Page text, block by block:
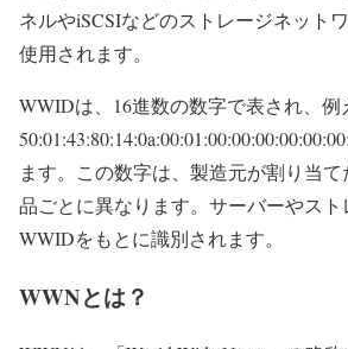
ネルやiSCSIなどのストレージネット
使用されます。
WWIDは、16進数の数字で表され、例
ます。この数字は、製造元が割り当
品ごとに異なります。サーバーやス
WWIDをもとに識別されます。
WWNとは？